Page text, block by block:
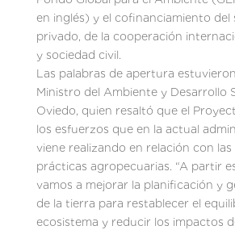
en inglés) y el cofinanciamiento
privado, de la cooperación
y sociedad civil.
Las palabras de apertura
Ministro del Ambiente y Desarrollo
Oviedo, quien resaltó que el
los esfuerzos que en la actual
viene realizando en relación con las
prácticas agropecuarias. “A partir
vamos a mejorar la planificación y
de la tierra para restablecer el
ecosistema y reducir los impactos